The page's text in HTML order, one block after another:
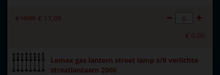
Met verlichting
Met muziek Nee
€18,99 € 17,09
€ 0,00
Lemax gas lantern street lamp s/8 verlichte
straatlantaarn 2006